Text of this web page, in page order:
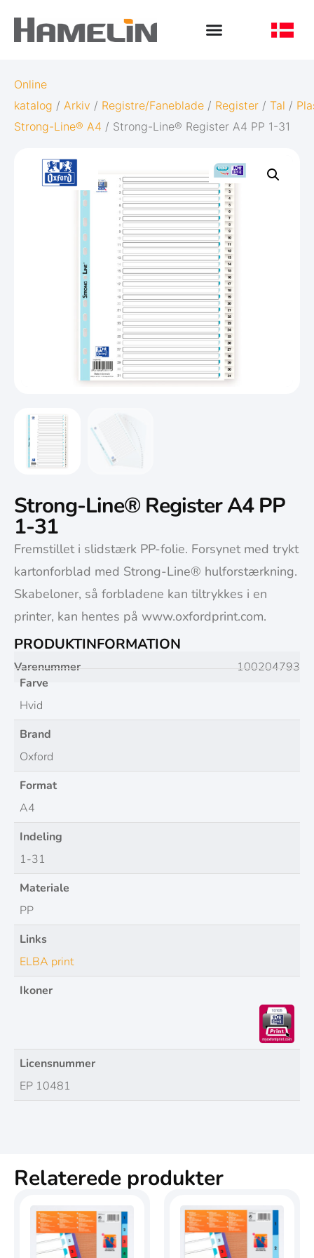
Online
katalog / Arkiv / Registre/Faneblade / Register / Tal /
Strong-Line® A4 / Strong-Line® Register A4 PP 1-31
Strong-Line® Register A4 PP
1-31
Fremstillet i slidstærk PP-folie. Forsynet med trykt
kartonforblad med Strong-Line® hulforstærkning.
Skabeloner, så forbladene kan tiltrykkes i en
printer, kan hentes på www.oxfordprint.com.
PRODUKTINFORMATION
Varenummer
100204793
Farve
Hvid
Brand
Oxford
Format
A4
Indeling
1-31
Materiale
PP
Links
ELBA print
Ikoner
Licensnummer
EP 10481
Relaterede produkter